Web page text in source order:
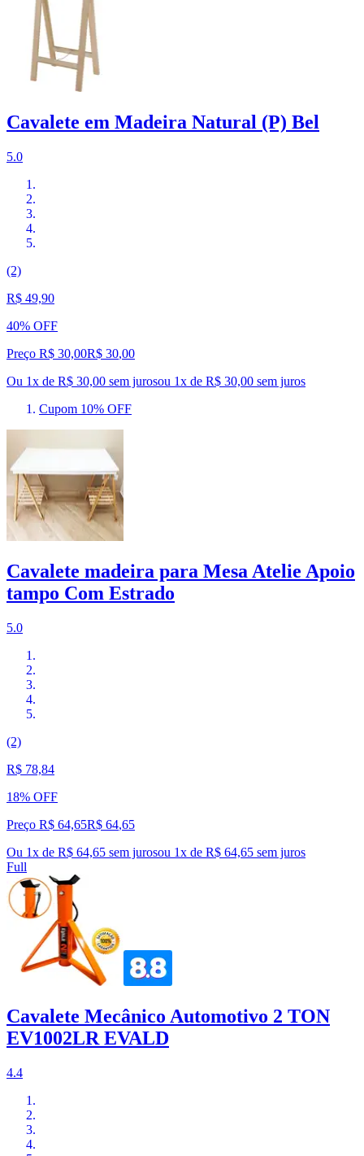
Cavalete em Madeira Natural (P) Bel
5.0
(2)
R$ 49,90
40% OFF
Preço R$ 30,00R$ 30,00
Ou 1x de R$ 30,00 sem jurosou 1x de R$ 30,00 sem juros
Cupom 10% OFF
Cavalete madeira para Mesa Atelie Apoio
tampo Com Estrado
5.0
(2)
R$ 78,84
18% OFF
Preço R$ 64,65R$ 64,65
Ou 1x de R$ 64,65 sem jurosou 1x de R$ 64,65 sem juros
Full
Cavalete Mecânico Automotivo 2 TON
EV1002LR EVALD
4.4